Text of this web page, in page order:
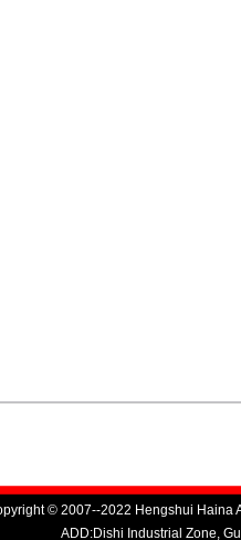
© 2007--2022 Hengshui Haina
ADD:Dishi Industrial Zone,